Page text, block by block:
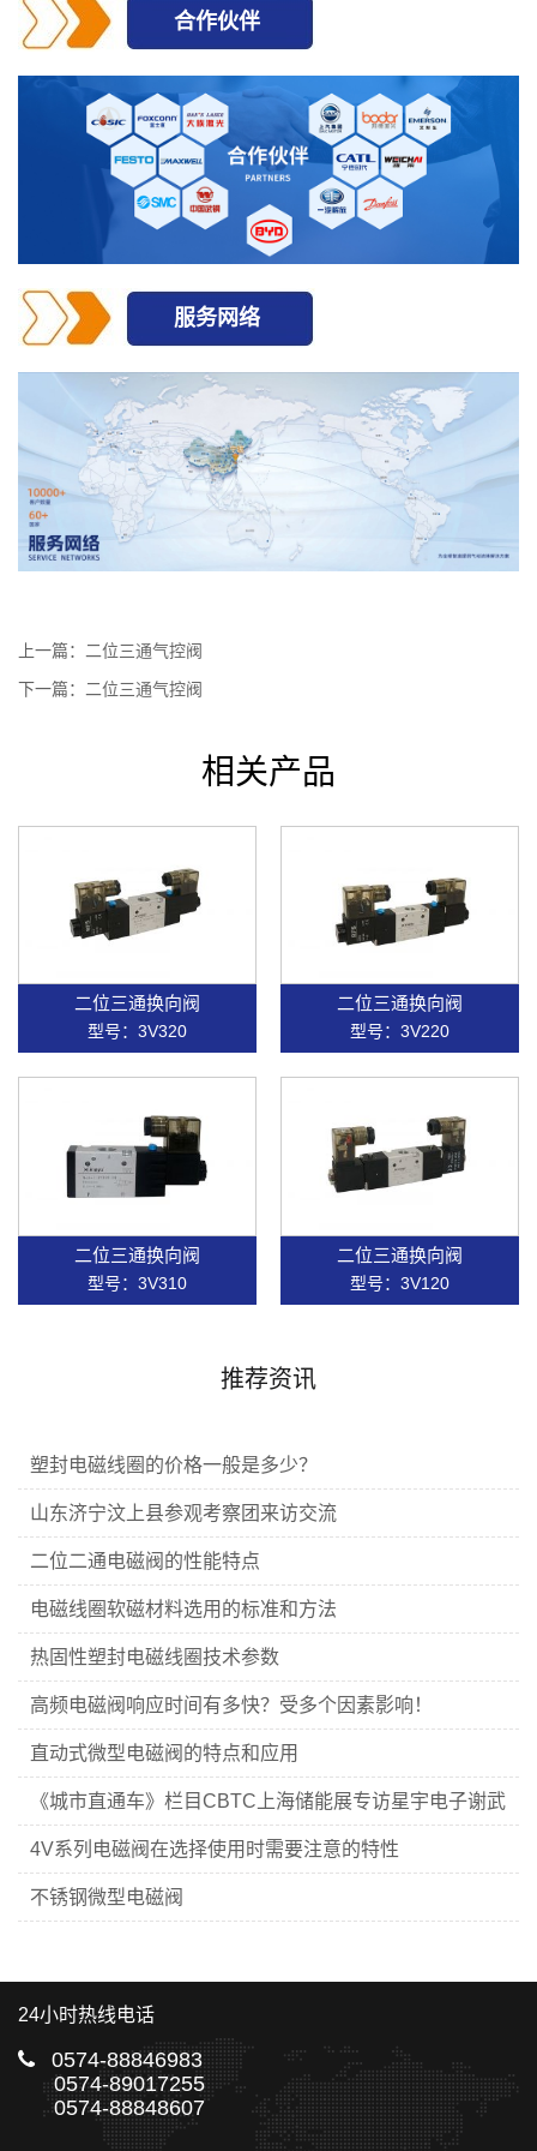
合作伙伴
服务网络
上一篇：
二位三通气控阀
下一篇：
二位三通气控阀
相关产品
二位三通换向阀
型号：3V320
二位三通换向阀
型号：3V220
二位三通换向阀
型号：3V310
二位三通换向阀
型号：3V120
推荐资讯
塑封电磁线圈的价格一般是多少？
山东济宁汶上县参观考察团来访交流
二位二通电磁阀的性能特点
电磁线圈软磁材料选用的标准和方法
热固性塑封电磁线圈技术参数
高频电磁阀响应时间有多快？受多个因素影响！
直动式微型电磁阀的特点和应用
《城市直通车》栏目CBTC上海储能展专访星宇电子谢武
斌先生
4V系列电磁阀在选择使用时需要注意的特性
不锈钢微型电磁阀
24小时热线电话
0574-88846983
0574-89017255
0574-88848607